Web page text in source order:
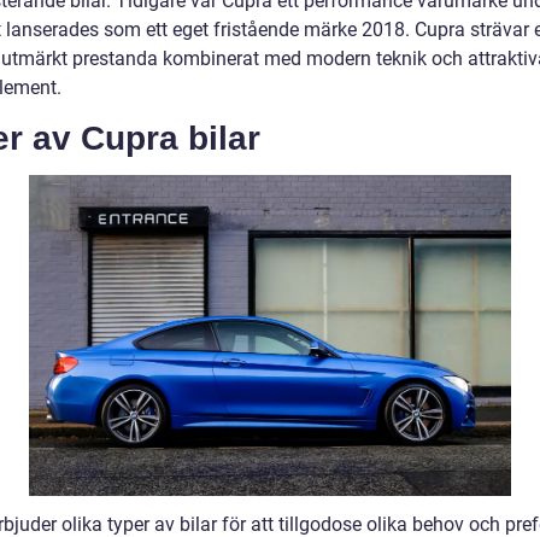
lanserades som ett eget fristående märke 2018. Cupra strävar
prestanda kombinerat med modern teknik och
av Cupra bilar
olika typer av bilar för att tillgodose olika behov och